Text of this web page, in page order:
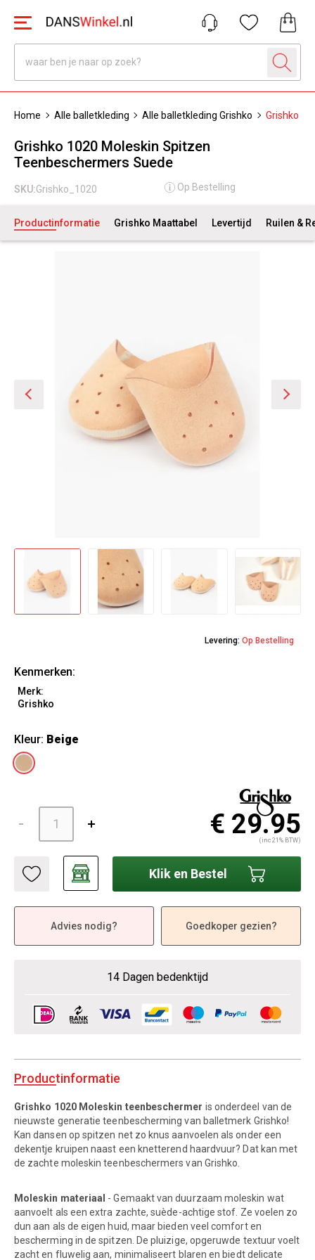
Home Alle balletkleding Alle balletkleding Grishko Grishko
Grishko 1020 Moleskin Spitzen
Teenbeschermers Suede
SKU:Grishko_1020 Op Bestelling
Productinformatie Grishko Maattabel Levertijd Ruilen &
Levering: Op Bestelling
Kenmerken:
Merk:
Grishko
Kleur: Beige
€ 29.95
(inc 21% BTW)
Klik en Bestel
Advies nodig? Goedkoper gezien?
14 Dagen bedenktijd
Productinformatie
Grishko 1020 Moleskin teenbeschermer is onderdeel van de
nieuwste generatie teenbescherming van balletmerk Grishko!
Kan dansen op spitzen net zo knus aanvoelen als onder een
dekentje kruipen naast een knetterend haardvuur? Dat kan met
de zachte moleskin teenbeschermers van Grishko.
Moleskin materiaal - Gemaakt van duurzaam moleskin wat
aanvoelt als een extra zachte, suède-achtige stof. Ze voelen zo
dun aan als de eigen huid, maar bieden veel comfort en
bescherming in de spitzen. De pluizige, opgeruwde textuur voelt
zacht en fluwelig aan, minimaliseert blaren en biedt delicate